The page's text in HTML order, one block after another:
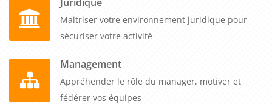
Maitriser votre environnement juridique pour
sécuriser votre activité
Management
Appréhender le rôle du manager, motiver et
fédérer vos équipes